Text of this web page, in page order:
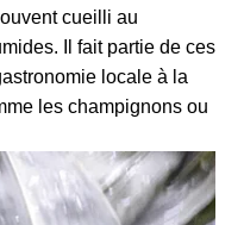
cueilli au
Il fait partie de ces
locale à la
les champignons ou